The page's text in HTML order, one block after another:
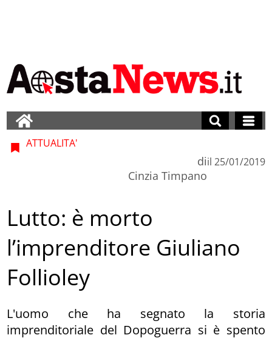
ATTUALITA'
di
Cinzia Timpano
il 25/01/2019
Lutto: è morto
l’imprenditore Giuliano
Follioley
L'uomo che ha segnato la storia
imprenditoriale del Dopoguerra si è spento